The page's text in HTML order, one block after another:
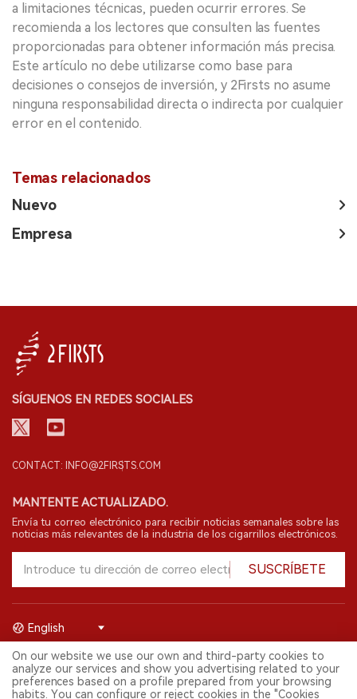
a limitaciones técnicas, pueden ocurrir errores. Se
recomienda a los lectores que consulten las fuentes
proporcionadas para obtener información más precisa.
Este artículo no debe utilizarse como base para
decisiones o consejos de inversión, y 2Firsts no asume
ninguna responsabilidad directa o indirecta por cualquier
error en el contenido.
Temas relacionados
Nuevo
Empresa
SÍGUENOS EN REDES SOCIALES
CONTACT: INFO@2FIRSTS.COM
MANTENTE ACTUALIZADO.
Envía tu correo electrónico para recibir noticias semanales sobre las
noticias más relevantes de la industria de los cigarrillos electrónicos.
SUSCRÍBETE
© 2026 Shenzhen 2FIRSTS Technology Co.,Ltd. Todos los derechos
reservados.
2FIRSTS solo es accesible para profesionales de la industria,
English
On our website we use our own and third-party cookies to
analyze our services and show you advertising related to your
preferences based on a profile prepared from your browsing
habits. You can configure or reject cookies in the "Cookies